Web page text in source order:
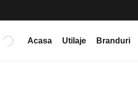
Acasa Utilaje Branduri